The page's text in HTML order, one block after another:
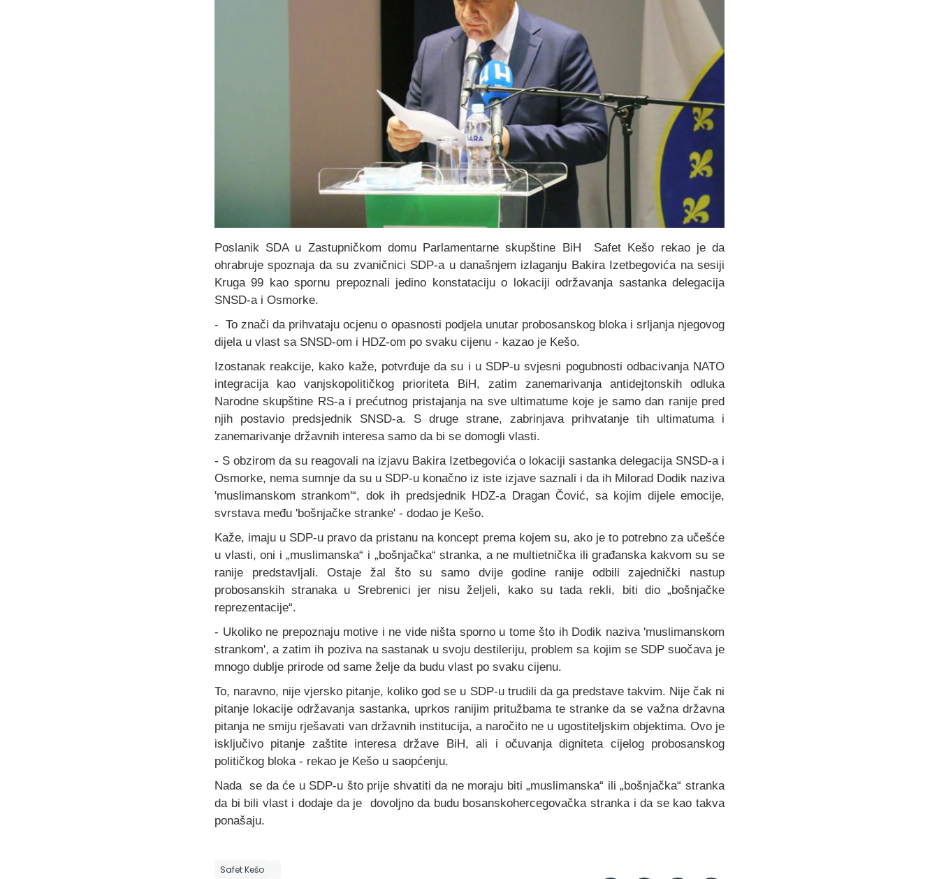
Poslanik SDA u Zastupničkom domu Parlamentarne skupštine BiH Safet Kešo rekao je da
ohrabruje spoznaja da su zvaničnici SDP-a u današnjem izlaganju Bakira Izetbegovića na sesiji
Kruga 99 kao spornu prepoznali jedino konstataciju o lokaciji održavanja sastanka delegacija
SNSD-a i Osmorke.
- To znači da prihvataju ocjenu o opasnosti podjela unutar probosanskog bloka i srljanja njegovog
dijela u vlast sa SNSD-om i HDZ-om po svaku cijenu - kazao je Kešo.
Izostanak reakcije, kako kaže, potvrđuje da su i u SDP-u svjesni pogubnosti odbacivanja NATO
integracija kao vanjskopolitičkog prioriteta BiH, zatim zanemarivanja antidejtonskih odluka
Narodne skupštine RS-a i prećutnog pristajanja na sve ultimatume koje je samo dan ranije pred
njih postavio predsjednik SNSD-a. S druge strane, zabrinjava prihvatanje tih ultimatuma i
zanemarivanje državnih interesa samo da bi se domogli vlasti.
- S obzirom da su reagovali na izjavu Bakira Izetbegovića o lokaciji sastanka delegacija SNSD-a i
Osmorke, nema sumnje da su u SDP-u konačno iz iste izjave saznali i da ih Milorad Dodik naziva
'muslimanskom strankom'“, dok ih predsjednik HDZ-a Dragan Čović, sa kojim dijele emocije,
svrstava među 'bošnjačke stranke' - dodao je Kešo.
Kaže, imaju u SDP-u pravo da pristanu na koncept prema kojem su, ako je to potrebno za učešće
u vlasti, oni i „muslimanska“ i „bošnjačka“ stranka, a ne multietnička ili građanska kakvom su se
ranije predstavljali. Ostaje žal što su samo dvije godine ranije odbili zajednički nastup
probosanskih stranaka u Srebrenici jer nisu željeli, kako su tada rekli, biti dio „bošnjačke
reprezentacije“.
- Ukoliko ne prepoznaju motive i ne vide ništa sporno u tome što ih Dodik naziva 'muslimanskom
strankom', a zatim ih poziva na sastanak u svoju destileriju, problem sa kojim se SDP suočava je
mnogo dublje prirode od same želje da budu vlast po svaku cijenu.
To, naravno, nije vjersko pitanje, koliko god se u SDP-u trudili da ga predstave takvim. Nije čak ni
pitanje lokacije održavanja sastanka, uprkos ranijim pritužbama te stranke da se važna državna
pitanja ne smiju rješavati van državnih institucija, a naročito ne u ugostiteljskim objektima. Ovo je
isključivo pitanje zaštite interesa države BiH, ali i očuvanja digniteta cijelog probosanskog
političkog bloka - rekao je Kešo u saopćenju.
Nada se da će u SDP-u što prije shvatiti da ne moraju biti „muslimanska“ ili „bošnjačka“ stranka
da bi bili vlast i dodaje da je dovoljno da budu bosanskohercegovačka stranka i da se kao takva
ponašaju.
Safet Kešo